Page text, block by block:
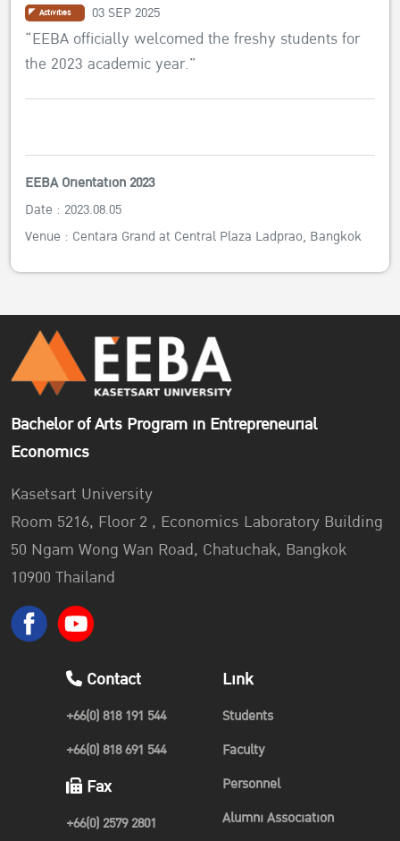
Activities 03 SEP 2025
“EEBA officially welcomed the freshy students for
the 2023 academic year.”
EEBA Orientation 2023
Date : 2023.08.05
Venue : Centara Grand at Central Plaza Ladprao, Bangkok
Bachelor of Arts Program in Entrepreneurial
Economics
Kasetsart University
Room 5216, Floor 2 , Economics Laboratory Building
50 Ngam Wong Wan Road, Chatuchak, Bangkok
10900 Thailand
Contact
+66(0) 818 191 544
+66(0) 818 691 544
Fax
+66(0) 2579 2801
Link
Students
Faculty
Personnel
Alumni Association